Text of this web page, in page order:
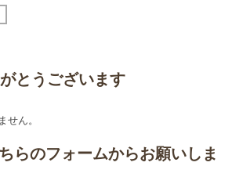
とうございます
せん。
らのフォームからお願いしま